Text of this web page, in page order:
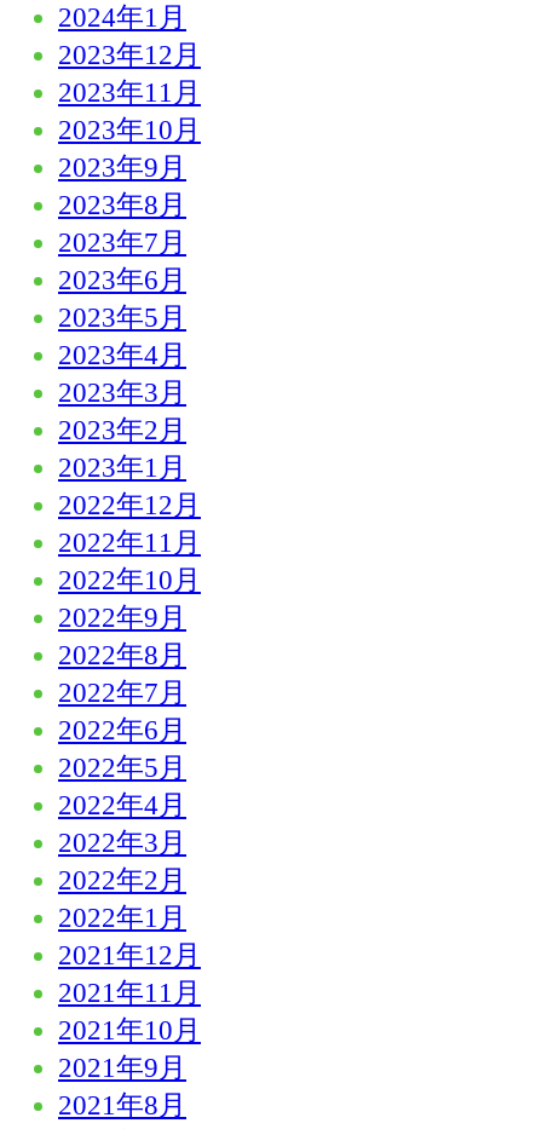
2024年1月
2023年12月
2023年11月
2023年10月
2023年9月
2023年8月
2023年7月
2023年6月
2023年5月
2023年4月
2023年3月
2023年2月
2023年1月
2022年12月
2022年11月
2022年10月
2022年9月
2022年8月
2022年7月
2022年6月
2022年5月
2022年4月
2022年3月
2022年2月
2022年1月
2021年12月
2021年11月
2021年10月
2021年9月
2021年8月